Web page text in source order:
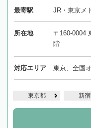
最寄駅 JR・東京メ
所在地
〒160-0004
階
対応エリア 東京、全国
東京都 新